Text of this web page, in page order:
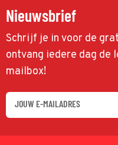
Nieuwsbrief
Schrijf je in voor de
ontvang iedere dag
mailbox!